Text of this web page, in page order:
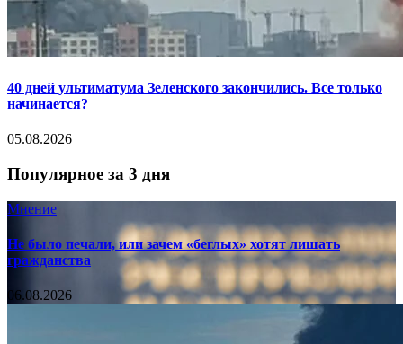
40 дней ультиматума Зеленского закончились. Все только
начинается?
05.08.2026
Популярное за 3 дня
Мнение
Не было печали, или зачем «беглых» хотят лишать
гражданства
06.08.2026